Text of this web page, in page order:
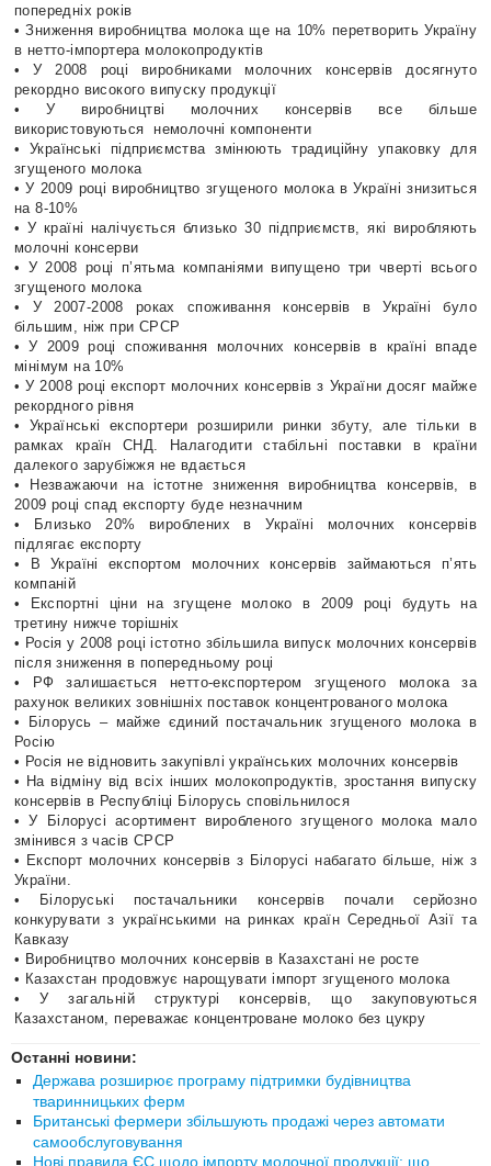
попередніх років
• Зниження виробництва молока ще на 10% перетворить Україну
в нетто-імпортера молокопродуктів
• У 2008 році виробниками молочних консервів досягнуто
рекордно високого випуску продукції
• У виробництві молочних консервів все більше
використовуються немолочні компоненти
• Українські підприємства змінюють традиційну упаковку для
згущеного молока
• У 2009 році виробництво згущеного молока в Україні знизиться
на 8-10%
• У країні налічується близько 30 підприємств, які виробляють
молочні консерви
• У 2008 році п’ятьма компаніями випущено три чверті всього
згущеного молока
• У 2007-2008 роках споживання консервів в Україні було
більшим, ніж при СРСР
• У 2009 році споживання молочних консервів в країні впаде
мінімум на 10%
• У 2008 році експорт молочних консервів з України досяг майже
рекордного рівня
• Українські експортери розширили ринки збуту, але тільки в
рамках країн СНД. Налагодити стабільні поставки в країни
далекого зарубіжжя не вдається
• Незважаючи на істотне зниження виробництва консервів, в
2009 році спад експорту буде незначним
• Близько 20% вироблених в Україні молочних консервів
підлягає експорту
• В Україні експортом молочних консервів займаються п’ять
компаній
• Експортні ціни на згущене молоко в 2009 році будуть на
третину нижче торішніх
• Росія у 2008 році істотно збільшила випуск молочних консервів
після зниження в попередньому році
• РФ залишається нетто-експортером згущеного молока за
рахунок великих зовнішніх поставок концентрованого молока
• Білорусь – майже єдиний постачальник згущеного молока в
Росію
• Росія не відновить закупівлі українських молочних консервів
• На відміну від всіх інших молокопродуктів, зростання випуску
консервів в Республіці Білорусь сповільнилося
• У Білорусі асортимент виробленого згущеного молока мало
змінився з часів СРСР
• Експорт молочних консервів з Білорусі набагато більше, ніж з
України.
• Білоруські постачальники консервів почали серйозно
конкурувати з українськими на ринках країн Середньої Азії та
Кавказу
• Виробництво молочних консервів в Казахстані не росте
• Казахстан продовжує нарощувати імпорт згущеного молока
• У загальній структурі консервів, що закуповуються
Казахстаном, переважає концентроване молоко без цукру
Останні новини:
Держава розширює програму підтримки будівництва
тваринницьких ферм
Британські фермери збільшують продажі через автомати
самообслуговування
Нові правила ЄС щодо імпорту молочної продукції: що